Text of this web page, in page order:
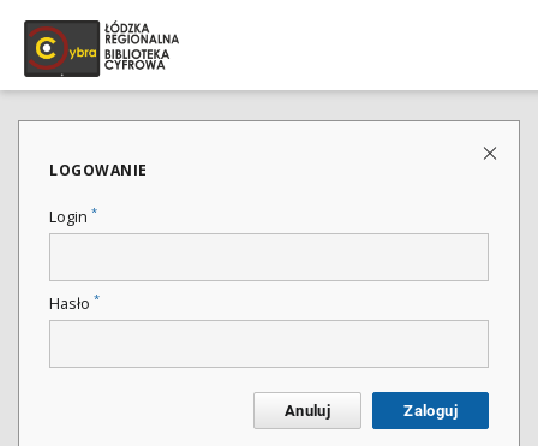
LOGOWANIE
Login *
Hasło *
Anuluj Zaloguj